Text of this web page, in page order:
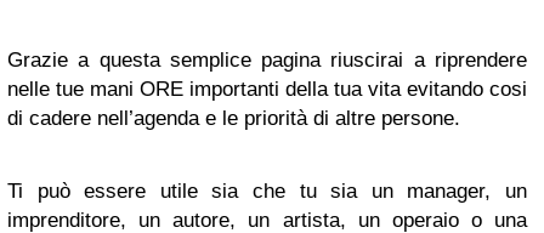
Grazie a questa semplice pagina riuscirai a riprendere
nelle tue mani ORE importanti della tua vita evitando cosi
di cadere nell’agenda e le priorità di altre persone.
Ti può essere utile sia che tu sia un manager, un
imprenditore, un autore, un artista, un operaio o una